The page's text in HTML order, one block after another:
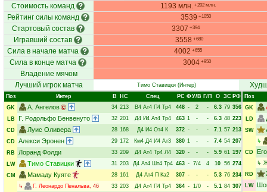
Стоимость команд 1193 млн. +202 млн.
Рейтинг силы команд 3539 +1050
Стартовый состав 3307 +394
Игравший состав 3558 +680
Сила в начале матча 4002 +655
Сила в конце матча 3004 +950
Владение мячом
Лучший игрок матча
Тимо Ставицки(Интер)
Поз Интер В НC Спец РC ФУ/В Г/П О ЗС РФ
GK
А. Ангелов 34 213 В4 Ат4 П4 Тр4 448 - 2 - 6.3 79 356
LB
Г. Родольфо Бенвенуто 32 201 Д4 И4 Ат4 Тр4 463 1 - - 6.3 48 223
CD
Луис Оливера 28 168 Д4 И4 От4 К 372 - - - 7.1 57 213
CD Алекси Эронен 29 172 Км4 Д4 И4 Ат3 380 1 - - 7.4 54 207
RB
Лоранд Фолди 33 209 Д4 Ат4 Тр4 Л4 320 - - - 5.9 61 197
LW
Тимо Ставицки 31 203 Д4 Ат4 Шт4 Тр4 463 - 7/4 4 10 56 274
CM
Мамаду Куяте 28 161 Д4 Ат4 П Ка2 307 - - - 5.3 76 234
↳
Г. Леонардо Пенальва, 46 33 203 Д4 Ат4 П4 Тр4 364 - 1/0 - 5.1 84 307
Поз
GK
LD
SW
↳
CD
↳
RD
LW